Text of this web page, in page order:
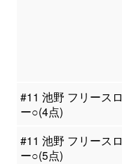
#11 池野 フリースロ
ー○(4点)
#11 池野 フリースロ
ー○(5点)